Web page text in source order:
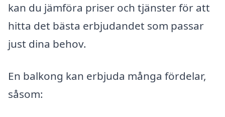
kan du jämföra priser och tjänster för att
hitta det bästa erbjudandet som passar
just dina behov.
En balkong kan erbjuda många fördelar,
såsom: